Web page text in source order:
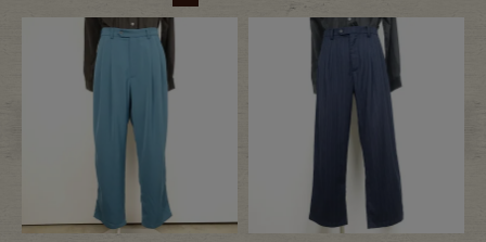
One Piece
Fafatt Kidswear
小物・アクセサリーから探す
Eye Wear